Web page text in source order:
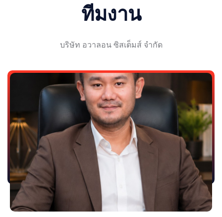
ทีมงาน
บริษัท อวาลอน ซิสเต็มส์ จำกัด